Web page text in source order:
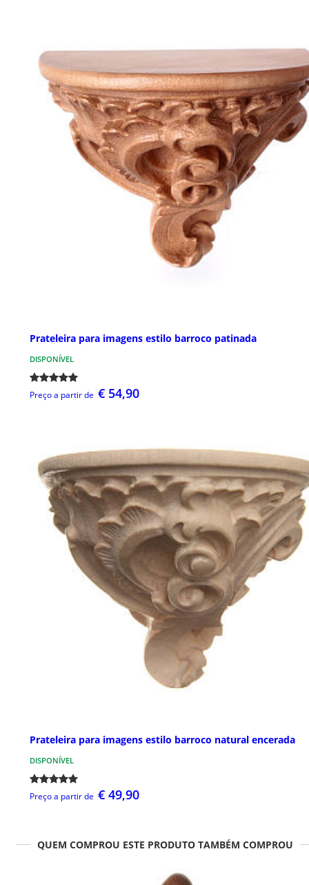
Prateleira para imagens estilo barroco patinada
DISPONÍVEL
Preço a partir de € 54,90
Prateleira para imagens estilo barroco natural encerada
DISPONÍVEL
Preço a partir de € 49,90
QUEM COMPROU ESTE PRODUTO TAMBÉM COMPROU